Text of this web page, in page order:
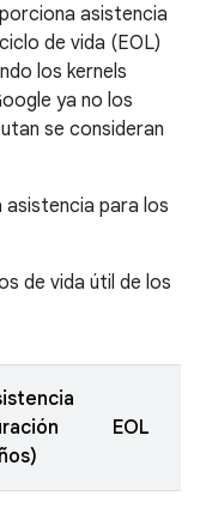
asistencia
de vida (EOL)
los kernels
ya no los
se consideran
asistencia para los
de vida útil de los
EOL